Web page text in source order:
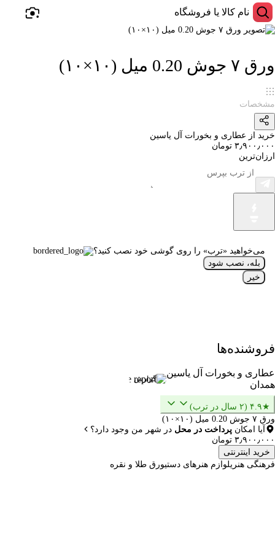
ورق ۷ جوش 0.20 میل (۱۰×۱۰)
مشخصات
خرید از عطاری و بخورات آل یاسین
۳٫۹۰۰٫۰۰۰ تومان
ارزان‌ترین
می‌خواهید «ترب» را روی گوشی خود نصب کنید؟
بله، نصب شود
خیر
فروشنده‌ها
عطاری و بخورات آل یاسین
همدان
گزارش
★۴.۹ (۲ سال در ترب)
ورق ۷ جوش 0.20 میل (۱۰×۱۰)
آیا امکان پرداخت در محل در شهر من وجود دارد؟
۳٫۹۰۰٫۰۰۰ تومان
خرید اینترنتی
فرهنگی هنریلوازم هنرهای دستیورق طلا و نقره